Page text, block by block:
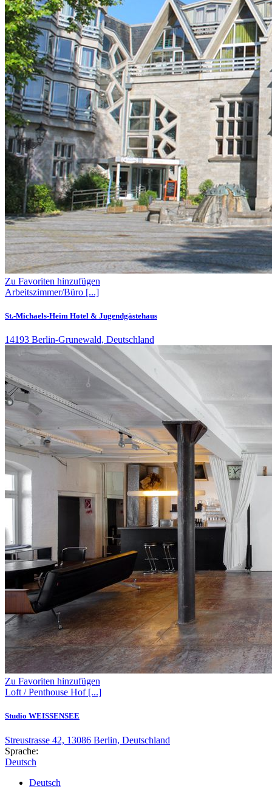
Zu Favoriten hinzufügen
Arbeitszimmer/Büro [...]
St.-Michaels-Heim Hotel & Jugendgästehaus
14193 Berlin-Grunewald, Deutschland
Zu Favoriten hinzufügen
Loft / Penthouse Hof [...]
Studio WEISSENSEE
Streustrasse 42, 13086 Berlin, Deutschland
Sprache:
Deutsch
Deutsch